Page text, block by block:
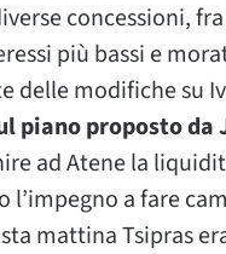
concessioni,
più bassi e
delle modifiche su
piano proposto da
ad Atene la
l’impegno a fare
mattina Tsipras